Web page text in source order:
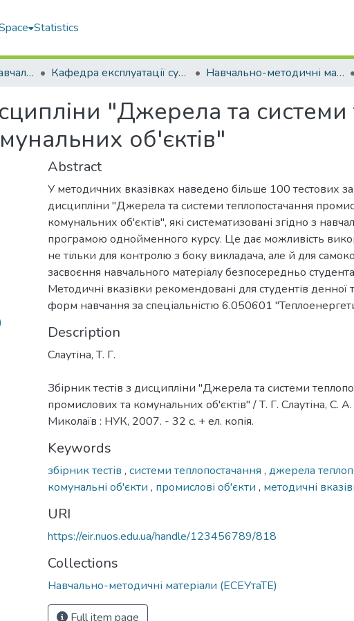
Statistics
Машинобудівний навчально-науковий інститут (МННІ) Кафедра експлуатації суднових енергетичних установок та теплоенергетики (ЕСЕУтаТЕ) Навчально-методичні матеріали (ЕСЕУтаТЕ)
"Джерела та
об'єктів"
Abstract
У методичних вказівках наведено більше 100 тестових
дисципліни "Джерела та системи теплопостачання
комунальних об'єктів", які систематизовані згідно з
програмою однойменного курсу. Це дає можливість
не тільки для контролю з боку викладача, але й для
засвоєння навчального матеріалу безпосередньо
Методичні вказівки рекомендовані для студентів денної
форм навчання за спеціальністю 6.050601
Description
Слаутіна, Т. Г.
Збірник тестів з дисципліни "Джерела та системи
промислових та комунальних об'єктів" / Т. Г. Слаутіна, С.
Миколаїв : НУК, 2007. - 32 с. + ел. копія.
Keywords
збірник тестів , системи теплопостачання , джерела
комунальні об'єкти , промислові об'єкти , методичні
URI
https://eir.nuos.edu.ua/handle/123456789/818
Collections
Навчально-методичні матеріали (ЕСЕУтаТЕ)
Full item page